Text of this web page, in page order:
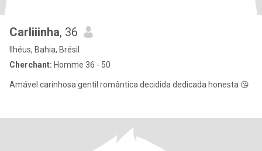
Carliiinha, 36
Ilhéus, Bahia, Brésil
Cherchant: Homme 36 - 50
Amável carinhosa gentil romântica decidida dedicada honesta 😘